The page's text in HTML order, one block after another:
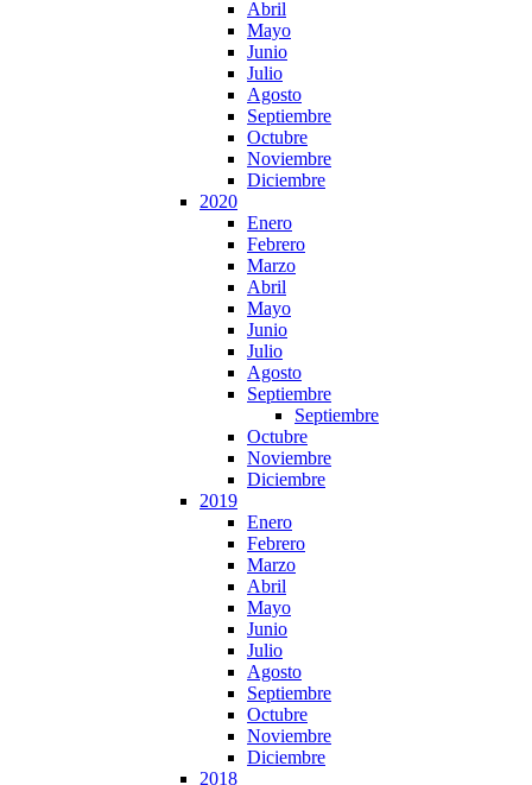
Abril
Mayo
Junio
Julio
Agosto
Septiembre
Octubre
Noviembre
Diciembre
2020
Enero
Febrero
Marzo
Abril
Mayo
Junio
Julio
Agosto
Septiembre
Septiembre
Octubre
Noviembre
Diciembre
2019
Enero
Febrero
Marzo
Abril
Mayo
Junio
Julio
Agosto
Septiembre
Octubre
Noviembre
Diciembre
2018